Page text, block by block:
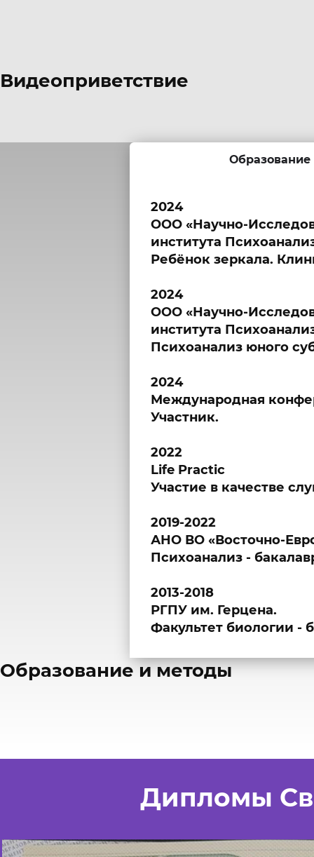
Видеоприветствие
Образование
2024
ООО «Научно-
института
Ребёнок зеркала.
2024
ООО «Научно-
института
Психоанализ юного
2024
Международная
Участник.
2022
Life Practic
Участие в качестве
2019-2022
АНО ВО «Восточно-
Психоанализ -
2013-2018
РГПУ им. Герцена.
Факультет биологии -
​Образование и методы
Дипломы